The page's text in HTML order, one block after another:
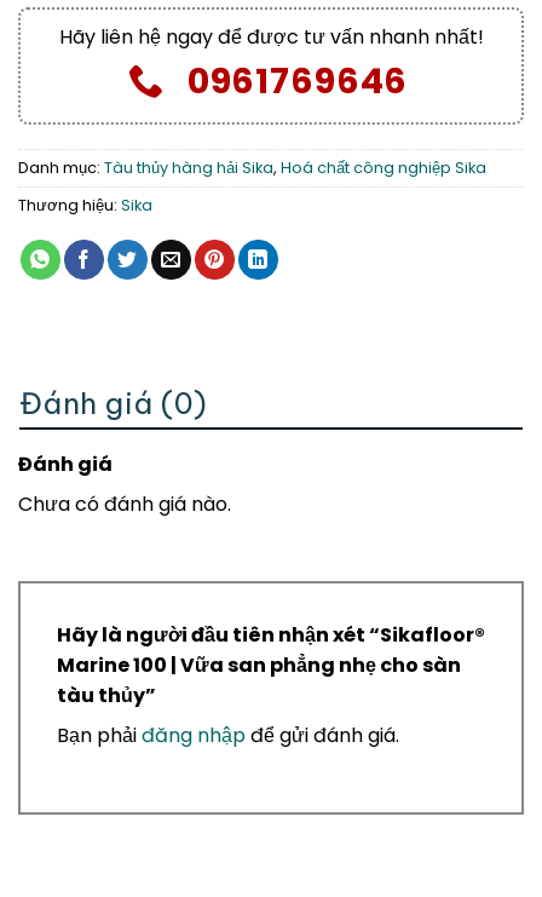
Hãy liên hệ ngay để được tư vấn nhanh nhất!
0961769646
Danh mục: Tàu thủy hàng hải Sika, Hoá chất công nghiệp Sika
Thương hiệu: Sika
Đánh giá (0)
Đánh giá
Chưa có đánh giá nào.
Hãy là người đầu tiên nhận xét “ Sikafloor®
Marine 100 | Vữa san phẳng nhẹ cho sàn
tàu thủy”
Bạn phảiđăng nhậpđể gửi đánh giá.